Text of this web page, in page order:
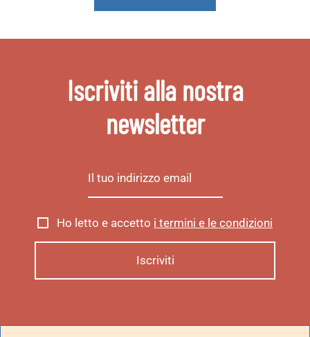
Iscriviti alla nostra
newsletter
Ho letto e accetto i termini e le condizioni